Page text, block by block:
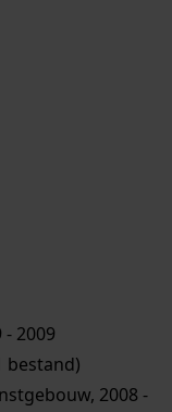
2009
bestand)
2008 -